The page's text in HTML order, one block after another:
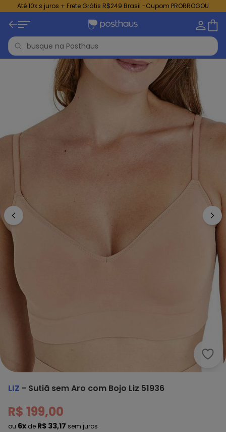
Até 10x s juros + Frete Grátis R$249 Brasil -Cupom PRORROGOU
Liz -
LIZ - Sutiã sem Aro com Bojo Liz 51936
R$ 199,00
ou 6x de R$ 33,17 sem juros